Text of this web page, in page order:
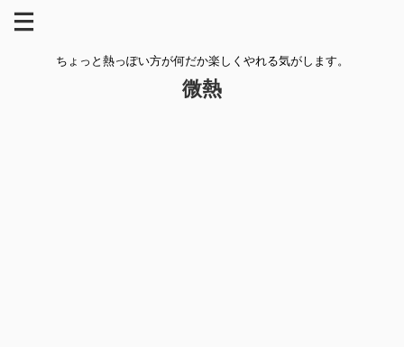
ちょっと熱っぽい方が何だか楽しくやれる気がします。
微熱